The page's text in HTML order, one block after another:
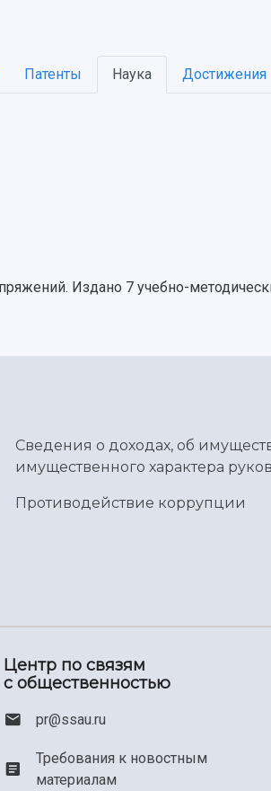
Патенты Наука Достижения
Издано 7 учебно-
Сведения о доходах, об
имущественного характера
Противодействие коррупции
Центр по связям
с общественностью
pr@ssau.ru
Требования к новостным
материалам